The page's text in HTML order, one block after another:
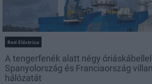
Red Eléctrica
A tengerfenék alatt négy
Spanyolország és Franciaország
hálózatát